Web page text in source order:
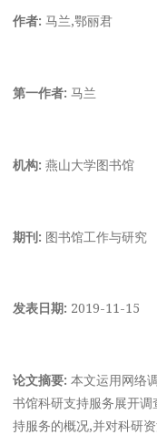
作者: 马兰,鄂丽君
第一作者: 马兰
机构: 燕山大学图书馆
期刊: 图书馆工作与研究
发表日期: 2019-11-15
论文摘要: 本文运用网络
书馆科研支持服务展开
持服务的概况,并对科研